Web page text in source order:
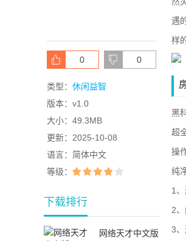
0 0
类型： 休闲益智
版本： v1.0
大小： 49.3MB
更新： 2025-10-08
语言： 简体中文
等级：
下载排行
网络天才中文版
遇
样
黑
超
操
纯
1
2
3